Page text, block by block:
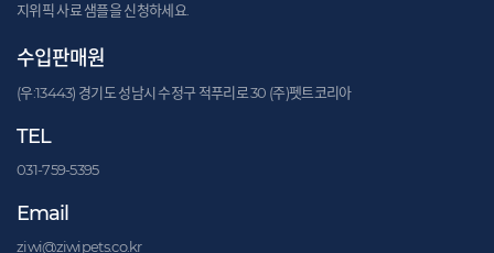
지위픽 사료 샘플을 신청하세요.
수입판매원
(우:13443) 경기도 성남시 수정구 적푸리로 30 (주)펫트코리아
TEL
031-759-5395
Email
ziwi@ziwipets.co.kr